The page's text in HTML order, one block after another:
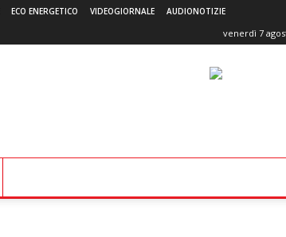
ECO ENERGETICO VIDEOGIORNALE AUDIONOTIZIE
venerdì 7